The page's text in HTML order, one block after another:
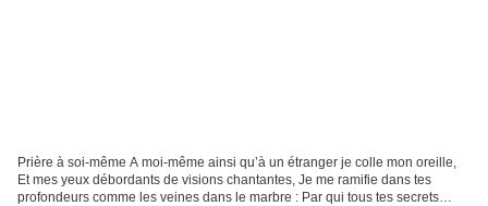
Prière à soi-même A moi-même ainsi qu’à un étranger je colle mon oreille,
Et mes yeux débordants de visions chantantes, Je me ramifie dans tes
profondeurs comme les veines dans le marbre : Par qui tous tes secrets